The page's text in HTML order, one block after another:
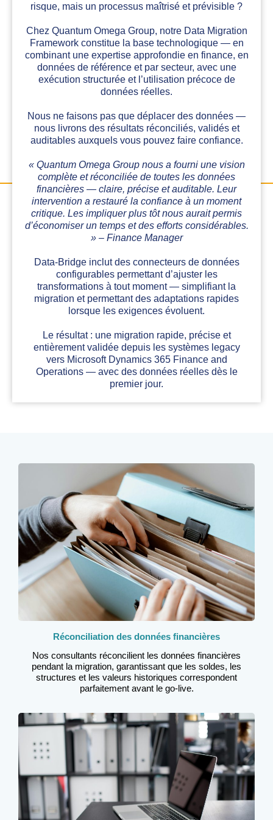
risque, mais un processus maîtrisé et prévisible ?
Chez Quantum Omega Group, notre Data Migration
Framework constitue la base technologique — en
combinant une expertise approfondie en finance, en
données de référence et par secteur, avec une
exécution structurée et l’utilisation précoce de
données réelles.
Nous ne faisons pas que déplacer des données —
nous livrons des résultats réconciliés, validés et
auditables auxquels vous pouvez faire confiance.
« Quantum Omega Group nous a fourni une vision
complète et réconciliée de toutes les données
financières — claire, précise et auditable. Leur
intervention a restauré la confiance à un moment
critique. Les impliquer plus tôt nous aurait permis
d’économiser un temps et des efforts considérables.
» – Finance Manager
Data-Bridge inclut des connecteurs de données
configurables permettant d’ajuster les
transformations à tout moment — simplifiant la
migration et permettant des adaptations rapides
lorsque les exigences évoluent.
Le résultat : une migration rapide, précise et
entièrement validée depuis les systèmes legacy
vers Microsoft Dynamics 365 Finance and
Operations — avec des données réelles dès le
premier jour.
Réconciliation des données financières
Nos consultants réconcilient les données financières
pendant la migration, garantissant que les soldes, les
structures et les valeurs historiques correspondent
parfaitement avant le go-live.